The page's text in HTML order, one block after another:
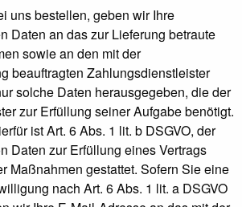
uns bestellen, geben wir Ihre
Daten an das zur Lieferung betraute
sowie an den mit der
beauftragten Zahlungsdienstleister
solche Daten herausgegeben, die der
zur Erfüllung seiner Aufgabe benötigt.
ist Art. 6 Abs. 1 lit. b DSGVO, der
Daten zur Erfüllung eines Vertrags
Maßnahmen gestattet. Sofern Sie eine
nach Art. 6 Abs. 1 lit. a DSGVO